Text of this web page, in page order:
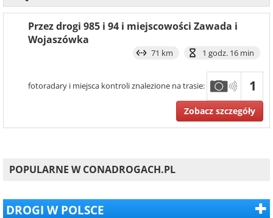
Przez drogi 985 i 94 i miejscowości Zawada i
Wojaszówka
71 km 1 godz. 16 min
fotoradary i miejsca kontroli znalezione na trasie: 1
Zobacz szczegóły
POPULARNE W CONADROGACH.PL
DROGI W POLSCE